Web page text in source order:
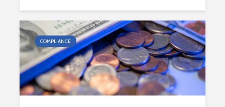
COMPLIANCE